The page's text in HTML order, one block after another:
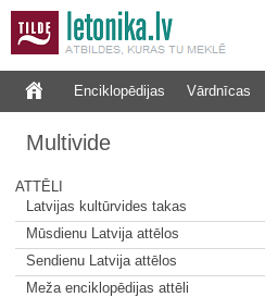
Enciklopēdijas Vārdnīcas
Multivide
ATTĒLI
Latvijas kultūrvides takas
Mūsdienu Latvija attēlos
Sendienu Latvija attēlos
Meža enciklopēdijas attēli